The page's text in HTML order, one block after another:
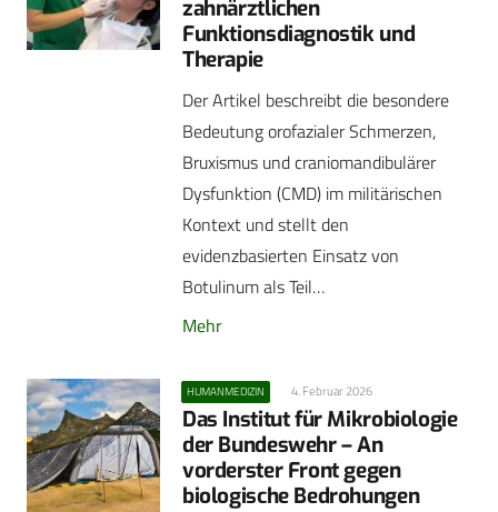
zahnärztlichen
Funktionsdiagnostik und
Therapie
Der Artikel beschreibt die besondere
Bedeutung orofazialer Schmerzen,
Bruxismus und craniomandibulärer
Dysfunktion (CMD) im militärischen
Kontext und stellt den
evidenzbasierten Einsatz von
Botulinum als Teil…
Mehr
HUMANMEDIZIN 4. Februar 2026
Das Institut für Mikrobiologie
der Bundeswehr – An
vorderster Front gegen
biologische Bedrohungen